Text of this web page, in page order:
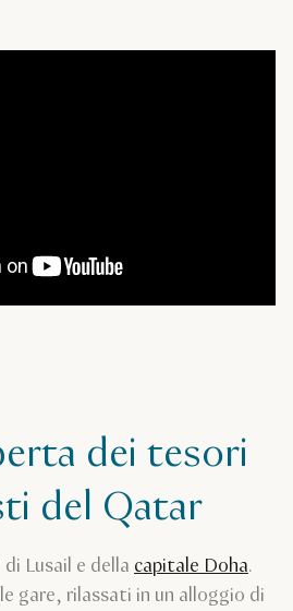
dei tesori
del Qatar
Lusail e della capitale Doha.
gare, rilassati in un alloggio di